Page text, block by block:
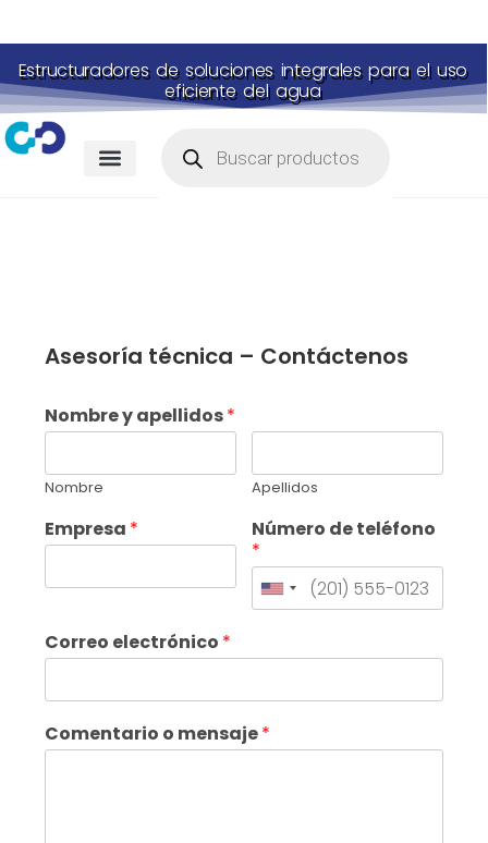
Estructuradores de soluciones integrales para el uso
eficiente del agua
Asesoría técnica – Contáctenos
Nombre y apellidos*
Nombre Apellidos
Empresa *
Número de teléfono
*
Correo electrónico *
Comentario o mensaje*